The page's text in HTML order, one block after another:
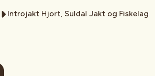
Introjakt Hjort, Suldal Jakt og Fiskelag